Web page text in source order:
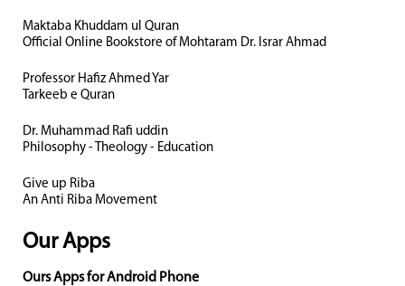
Maktaba Khuddam ul Quran
Official Online Bookstore of Mohtaram Dr. Israr Ahmad
Professor Hafiz Ahmed Yar
Tarkeeb e Quran
Dr. Muhammad Rafi uddin
Philosophy - Theology - Education
Give up Riba
An Anti Riba Movement
Our Apps
Ours Apps for Android Phone